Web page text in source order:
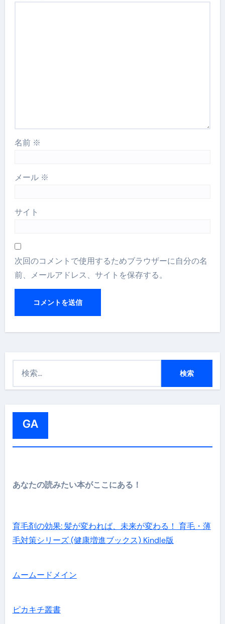
名前 ※
メール ※
サイト
次回のコメントで使用するためブラウザーに自分の名
前、メールアドレス、サイトを保存する。
GA
あなたの読みたい本がここにある！
育毛剤の効果: 髪が変われば、未来が変わる！ 育毛・薄
毛対策シリーズ (健康増進ブックス) Kindle版
ムームードメイン
ピカキチ叢書